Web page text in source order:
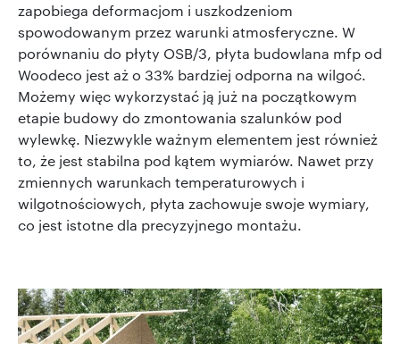
zapobiega deformacjom i uszkodzeniom
spowodowanym przez warunki atmosferyczne. W
porównaniu do płyty OSB/3, płyta budowlana mfp od
Woodeco jest aż o 33% bardziej odporna na wilgoć.
Możemy więc wykorzystać ją już na początkowym
etapie budowy do zmontowania szalunków pod
wylewkę. Niezwykle ważnym elementem jest również
to, że jest stabilna pod kątem wymiarów. Nawet przy
zmiennych warunkach temperaturowych i
wilgotnościowych, płyta zachowuje swoje wymiary,
co jest istotne dla precyzyjnego montażu.